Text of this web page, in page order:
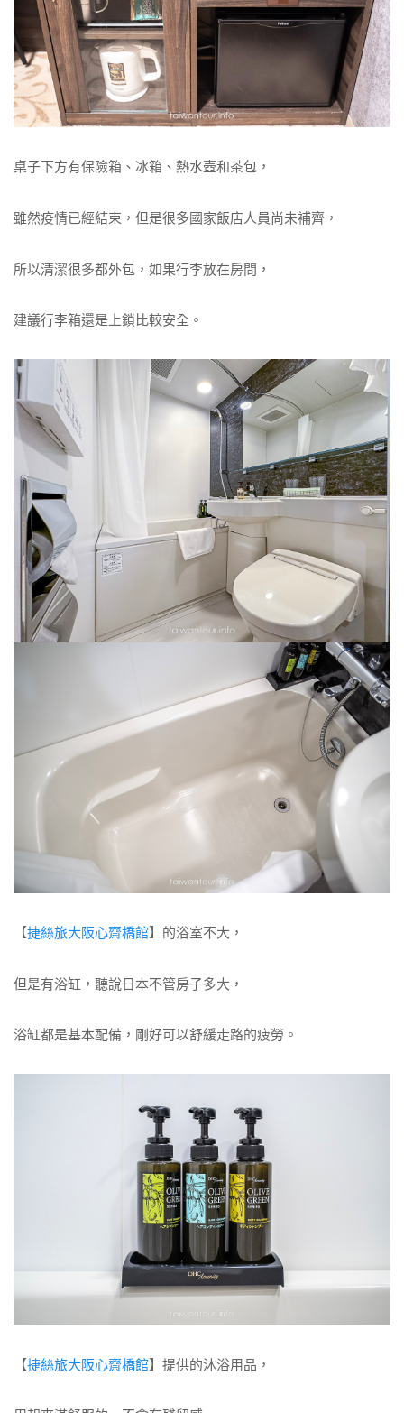
桌子下方有保險箱、冰箱、熱水壺和茶包，
雖然疫情已經結束，但是很多國家飯店人員尚未補齊，
所以清潔很多都外包，如果行李放在房間，
建議行李箱還是上鎖比較安全。
【捷絲旅大阪心齋橋館】的浴室不大，
但是有浴缸，聽說日本不管房子多大，
浴缸都是基本配備，剛好可以舒緩走路的疲勞。
【捷絲旅大阪心齋橋館】提供的沐浴用品，